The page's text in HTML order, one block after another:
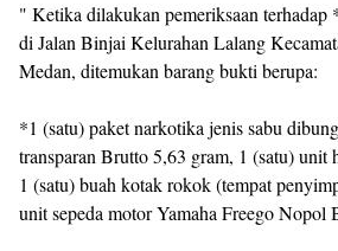
" Ketika dilakukan pemeriksaan
di Jalan Binjai Kelurahan Lalang
Medan, ditemukan barang bukti berupa:
*1 (satu) paket narkotika jenis sabu
transparan Brutto 5,63 gram, 1 (satu) unit
1 (satu) buah kotak rokok (tempat
unit sepeda motor Yamaha Freego